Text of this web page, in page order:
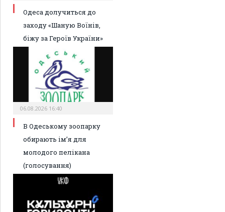
Одеса долучиться до
заходу «Шаную Воїнів,
біжу за Героїв України»
06.08.2026 16:40
В Одеському зоопарку
обирають ім’я для
молодого пелікана
(голосування)